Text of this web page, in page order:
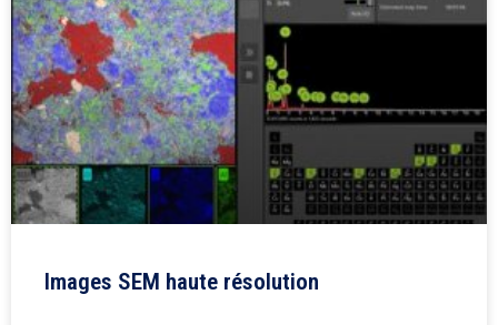
Images SEM haute résolution